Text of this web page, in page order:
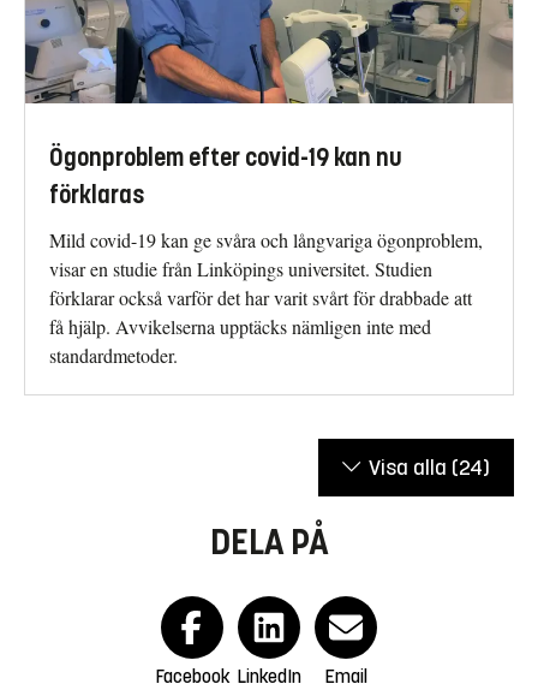
Ögonproblem efter covid-19 kan nu
förklaras
Mild covid-19 kan ge svåra och långvariga ögonproblem,
visar en studie från Linköpings universitet. Studien
förklarar också varför det har varit svårt för drabbade att
få hjälp. Avvikelserna upptäcks nämligen inte med
standardmetoder.
Visa alla (24)
DELA PÅ
Facebook LinkedIn Email